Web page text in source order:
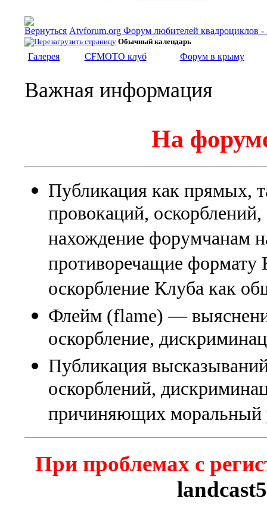
Atvforum.org Форум любителей квадроциклов
Обычный календарь
Галерея CFMOTO клуб Форум в крыму
Важная информация
На
Публикация как прямых,
провокаций,
нахождение форумчанам
противоречащие формату
оскорбление Клуба как
Флейм (flame) —
оскорбление,
Публикация
оскорблений,
причиняющих моральный
При проблемах с